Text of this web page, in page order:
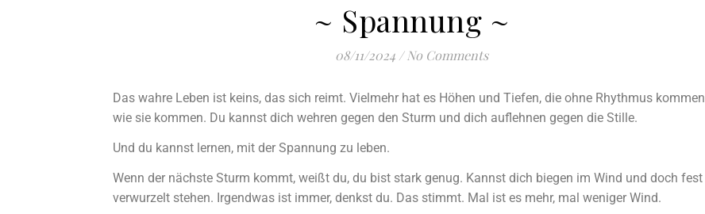
~ Spannung ~
08/11/2024 / No Comments
Das wahre Leben ist keins, das sich reimt. Vielmehr hat es Höhen und Tiefen, die ohne Rhythmus kommen
wie sie kommen. Du kannst dich wehren gegen den Sturm und dich auflehnen gegen die Stille.
Und du kannst lernen, mit der Spannung zu leben.
Wenn der nächste Sturm kommt, weißt du, du bist stark genug. Kannst dich biegen im Wind und doch fest
verwurzelt stehen. Irgendwas ist immer, denkst du. Das stimmt. Mal ist es mehr, mal weniger Wind.